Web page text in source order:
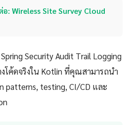
: Wireless Site Survey Cloud
Security Audit Trail Logging
โค้ดจริงใน Kotlin ที่คุณสามารถนำ
patterns, testing, CI/CD และ